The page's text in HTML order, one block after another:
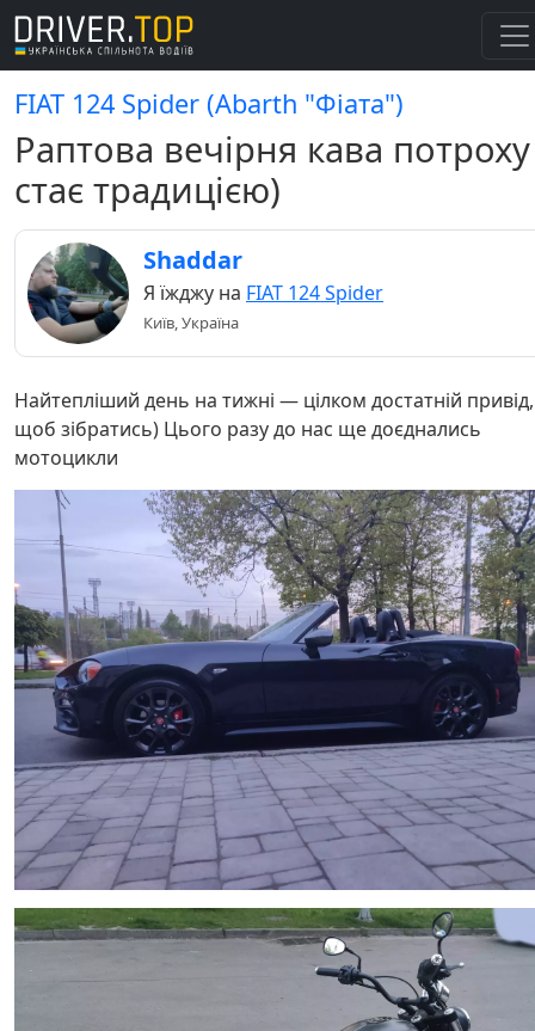
FIAT 124 Spider (Abarth "Фіата")
Раптова вечірня кава потроху
стає традицією)
Shaddar
Я їжджу на FIAT 124 Spider
Київ, Україна
Найтепліший день на тижні — цілком достатній привід,
щоб зібратись) Цього разу до нас ще доєднались
мотоцикли